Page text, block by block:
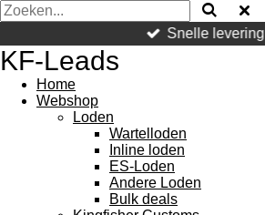
Snelle levering
KF-Leads
Home
Webshop
Loden
Wartelloden
Inline loden
ES-Loden
Andere Loden
Bulk deals